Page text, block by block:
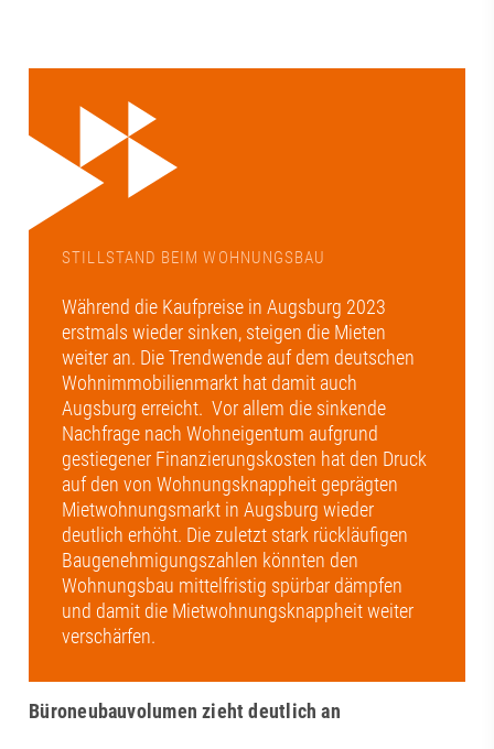
STILLSTAND BEIM WOHNUNGSBAU
Während die Kaufpreise in Augsburg 2023
erstmals wieder sinken, steigen die Mieten
weiter an. Die Trendwende auf dem deutschen
Wohnimmobilienmarkt hat damit auch
Augsburg erreicht. Vor allem die sinkende
Nachfrage nach Wohneigentum aufgrund
gestiegener Finanzierungskosten hat den Druck
auf den von Wohnungsknappheit geprägten
Mietwohnungsmarkt in Augsburg wieder
deutlich erhöht. Die zuletzt stark rückläufigen
Baugenehmigungszahlen könnten den
Wohnungsbau mittelfristig spürbar dämpfen
und damit die Mietwohnungsknappheit weiter
verschärfen.
Büroneubauvolumen zieht deutlich an